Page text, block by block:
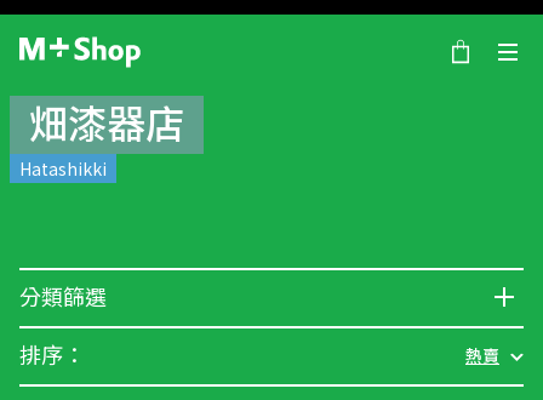
×
M+ Shop
畑漆器店
Hatashikki
分類篩選
排序： 熱賣